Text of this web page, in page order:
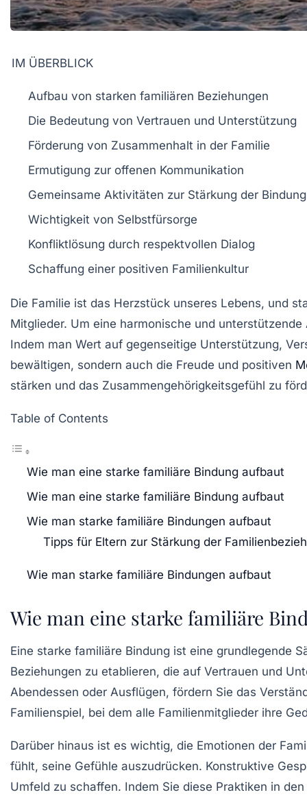
IM ÜBERBLICK
Aufbau von starken familiären Beziehungen
Die Bedeutung von Vertrauen und Unterstützung
Förderung von Zusammenhalt in der Familie
Ermutigung zur offenen Kommunikation
Gemeinsame Aktivitäten zur Stärkung der Bindung
Wichtigkeit von Selbstfürsorge
Konfliktlösung durch respektvollen Dialog
Schaffung einer positiven Familienkultur
Die Familie ist das Herzstück unseres Lebens, und
Mitglieder. Um eine harmonische und
Indem man Wert auf gegenseitige Unterstützung,
bewältigen, sondern auch die Freude und positiven
stärken und das Zusammengehörigkeitsgefühl zu
Table of Contents
Wie man eine starke familiäre Bindung aufbaut
Wie man eine starke familiäre Bindung aufbaut
Wie man starke familiäre Bindungen aufbaut
Tipps für Eltern zur Stärkung der
Wie man starke familiäre Bindungen aufbaut
Wie man eine starke familiäre
Eine starke familiäre Bindung ist eine grundlegende
Beziehungen zu etablieren, die auf Vertrauen und
Abendessen oder Ausflügen, fördern Sie das
Familienspiel, bei dem alle Familienmitglieder ihre
Darüber hinaus ist es wichtig, die Emotionen der
fühlt, seine Gefühle auszudrücken. Konstruktive
Umfeld zu schaffen. Indem Sie diese Praktiken in